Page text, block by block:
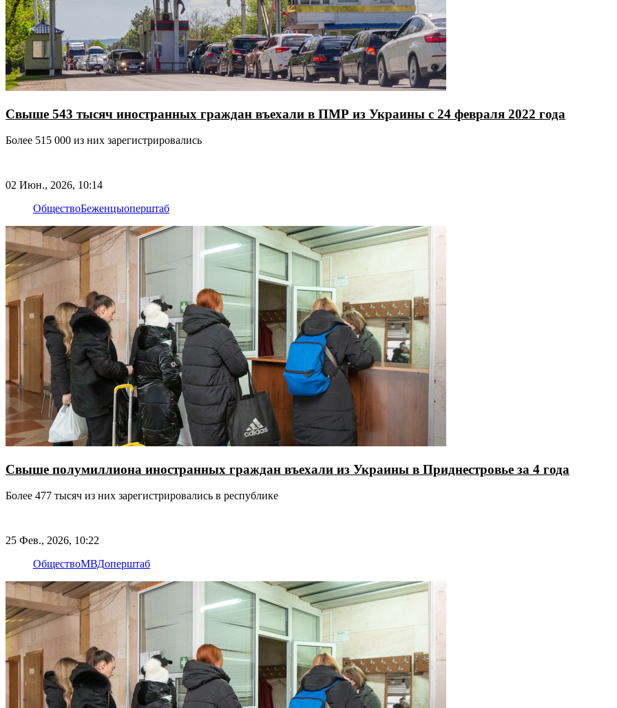
Свыше 543 тысяч иностранных граждан въехали в ПМР из Украины с 24 февраля 2022 года
Более 515 000 из них зарегистрировались
02 Июн., 2026, 10:14
ОбществоБеженцыоперштаб
Свыше полумиллиона иностранных граждан въехали из Украины в Приднестровье за 4 года
Более 477 тысяч из них зарегистрировались в республике
25 Фев., 2026, 10:22
ОбществоМВДоперштаб